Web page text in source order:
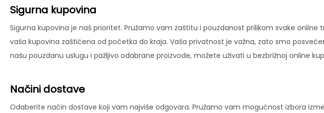
Sigurna kupovina
Sigurna kupovina je naš prioritet. Pružamo vam zaštitu i pouzdanost prilikom svake
vaša kupovina zaštićena od početka do kraja. Vaša privatnost je važna, zato smo
našu pouzdanu uslugu i pažljivo odabrane proizvode, možete uživati u bezbrižnoj online
Načini dostave
Odaberite način dostave koji vam najviše odgovara. Pružamo vam mogućnost izbora